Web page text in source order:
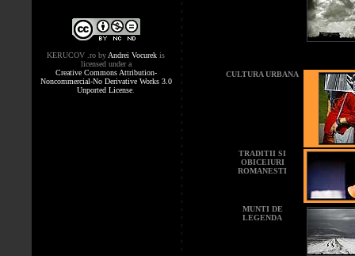
KERUCOV .ro by Andrei Vocurek is
licensed under a
Creative Commons Attribution-
Noncommercial-No Derivative Works 3.0
Unported License
CULTURA URBANA
TRADITII SI
OBICEIURI
ROMANESTI
MUNTI DE
LEGENDA